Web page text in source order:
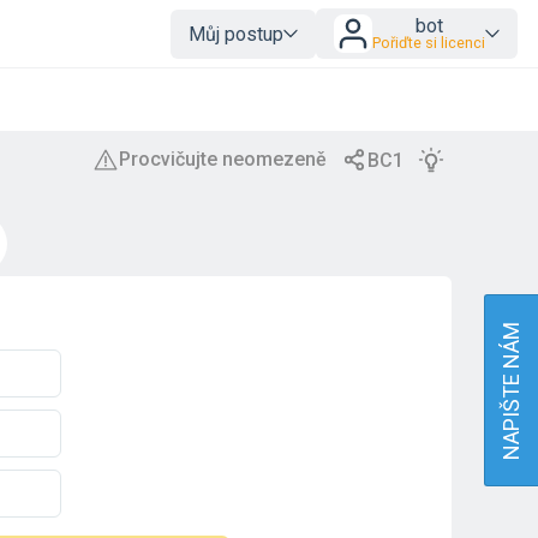
Můj postup bot
Pořiďte si licenci
NAPIŠTE NÁM